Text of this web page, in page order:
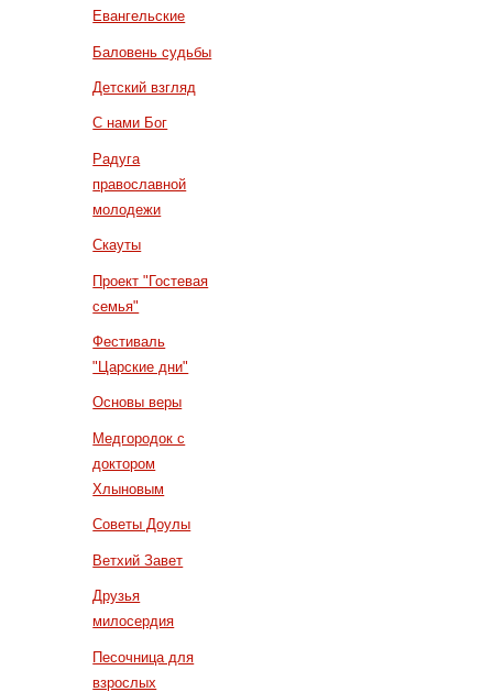
Евангельские
Баловень судьбы
Детский взгляд
С нами Бог
Радуга
православной
молодежи
Скауты
Проект "Гостевая
семья"
Фестиваль
"Царские дни"
Основы веры
Медгородок с
доктором
Хлыновым
Советы Доулы
Ветхий Завет
Друзья
милосердия
Песочница для
взрослых